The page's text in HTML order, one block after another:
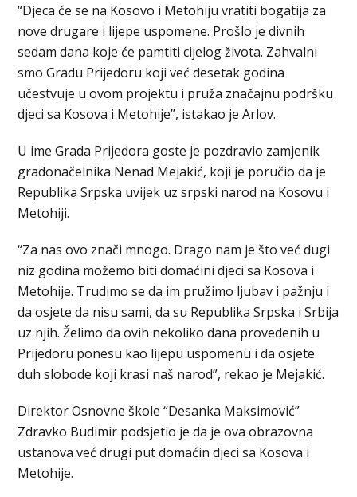
“Djeca će se na Kosovo i Metohiju vratiti bogatija za
nove drugare i lijepe uspomene. Prošlo je divnih
sedam dana koje će pamtiti cijelog života. Zahvalni
smo Gradu Prijedoru koji već desetak godina
učestvuje u ovom projektu i pruža značajnu podršku
djeci sa Kosova i Metohije”, istakao je Arlov.
U ime Grada Prijedora goste je pozdravio zamjenik
gradonačelnika Nenad Mejakić, koji je poručio da je
Republika Srpska uvijek uz srpski narod na Kosovu i
Metohiji.
“Za nas ovo znači mnogo. Drago nam je što već dugi
niz godina možemo biti domaćini djeci sa Kosova i
Metohije. Trudimo se da im pružimo ljubav i pažnju i
da osjete da nisu sami, da su Republika Srpska i Srbija
uz njih. Želimo da ovih nekoliko dana provedenih u
Prijedoru ponesu kao lijepu uspomenu i da osjete
duh slobode koji krasi naš narod”, rekao je Mejakić.
Direktor Osnovne škole “Desanka Maksimović”
Zdravko Budimir podsjetio je da je ova obrazovna
ustanova već drugi put domaćin djeci sa Kosova i
Metohije.